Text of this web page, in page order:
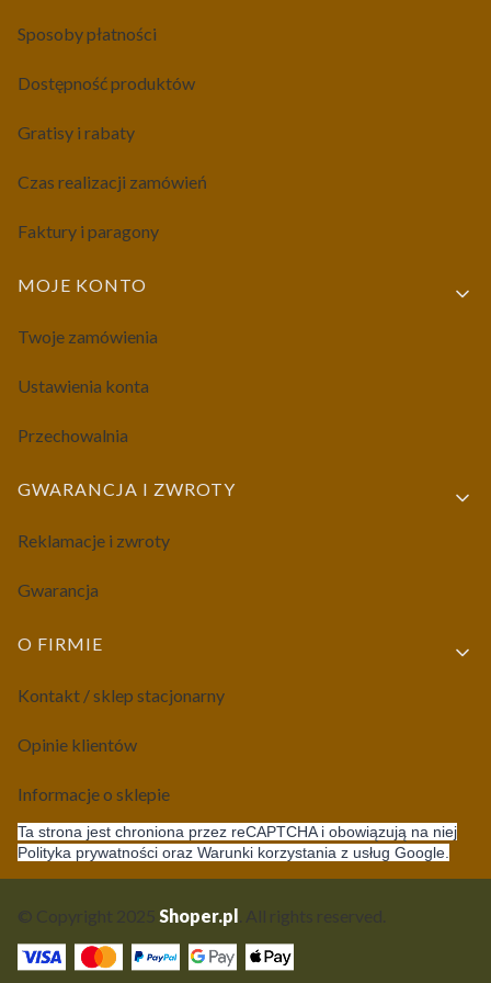
Sposoby płatności
Dostępność produktów
Gratisy i rabaty
Czas realizacji zamówień
Faktury i paragony
MOJE KONTO
Twoje zamówienia
Ustawienia konta
Przechowalnia
GWARANCJA I ZWROTY
Reklamacje i zwroty
Gwarancja
O FIRMIE
Kontakt / sklep stacjonarny
Opinie klientów
Informacje o sklepie
Ta strona jest chroniona przez reCAPTCHA i obowiązują na niej
Polityka prywatności oraz Warunki korzystania z usług Google.
Shoper.pl